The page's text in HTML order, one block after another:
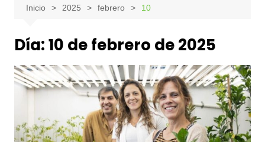
Inicio 2025 febrero 10
Día:10 de febrero de 2025